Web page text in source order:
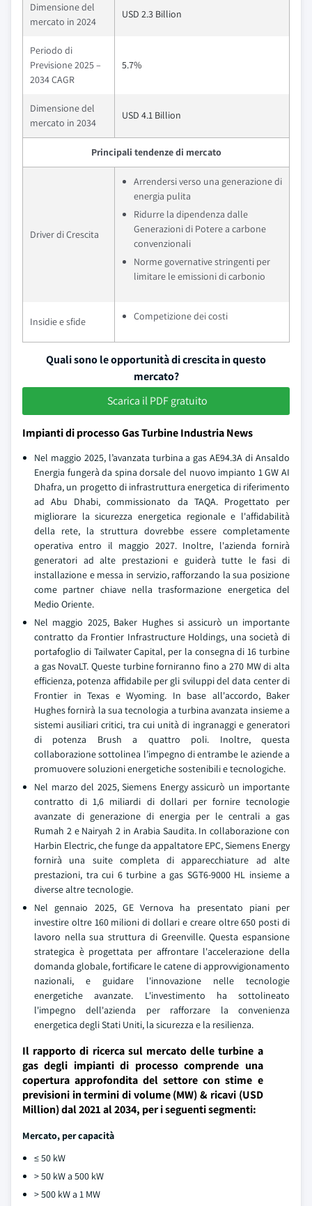
Dimensione del
mercato in 2024
USD 2.3 Billion
Periodo di
Previsione 2025 –
2034 CAGR
5.7%
Dimensione del
mercato in 2034
USD 4.1 Billion
Principali tendenze di mercato
Driver di Crescita
Arrendersi verso una generazione di
energia pulita
Ridurre la dipendenza dalle
Generazioni di Potere a carbone
convenzionali
Norme governative stringenti per
limitare le emissioni di carbonio
Insidie e sfide Competizione dei costi
Quali sono le opportunità di crescita in questo
mercato?
Scarica il PDF gratuito
Impianti di processo Gas Turbine Industria News
Nel maggio 2025, l’avanzata turbina a gas AE94.3A di Ansaldo
Energia fungerà da spina dorsale del nuovo impianto 1 GW AI
Dhafra, un progetto di infrastruttura energetica di riferimento
ad Abu Dhabi, commissionato da TAQA. Progettato per
migliorare la sicurezza energetica regionale e l'affidabilità
della rete, la struttura dovrebbe essere completamente
operativa entro il maggio 2027. Inoltre, l'azienda fornirà
generatori ad alte prestazioni e guiderà tutte le fasi di
installazione e messa in servizio, rafforzando la sua posizione
come partner chiave nella trasformazione energetica del
Medio Oriente.
Nel maggio 2025, Baker Hughes si assicurò un importante
contratto da Frontier Infrastructure Holdings, una società di
portafoglio di Tailwater Capital, per la consegna di 16 turbine
a gas NovaLT. Queste turbine forniranno fino a 270 MW di alta
efficienza, potenza affidabile per gli sviluppi del data center di
Frontier in Texas e Wyoming. In base all'accordo, Baker
Hughes fornirà la sua tecnologia a turbina avanzata insieme a
sistemi ausiliari critici, tra cui unità di ingranaggi e generatori
di potenza Brush a quattro poli. Inoltre, questa
collaborazione sottolinea l’impegno di entrambe le aziende a
promuovere soluzioni energetiche sostenibili e tecnologiche.
Nel marzo del 2025, Siemens Energy assicurò un importante
contratto di 1,6 miliardi di dollari per fornire tecnologie
avanzate di generazione di energia per le centrali a gas
Rumah 2 e Nairyah 2 in Arabia Saudita. In collaborazione con
Harbin Electric, che funge da appaltatore EPC, Siemens Energy
fornirà una suite completa di apparecchiature ad alte
prestazioni, tra cui 6 turbine a gas SGT6-9000 HL insieme a
diverse altre tecnologie.
Nel gennaio 2025, GE Vernova ha presentato piani per
investire oltre 160 milioni di dollari e creare oltre 650 posti di
lavoro nella sua struttura di Greenville. Questa espansione
strategica è progettata per affrontare l'accelerazione della
domanda globale, fortificare le catene di approvvigionamento
nazionali, e guidare l'innovazione nelle tecnologie
energetiche avanzate. L'investimento ha sottolineato
l'impegno dell'azienda per rafforzare la convenienza
energetica degli Stati Uniti, la sicurezza e la resilienza.
Il rapporto di ricerca sul mercato delle turbine a
gas degli impianti di processo comprende una
copertura approfondita del settore con stime e
previsioni in termini di volume (MW) & ricavi (USD
Million) dal 2021 al 2034, per i seguenti segmenti:
Mercato, per capacità
≤ 50 kW
> 50 kW a 500 kW
> 500 kW a 1 MW